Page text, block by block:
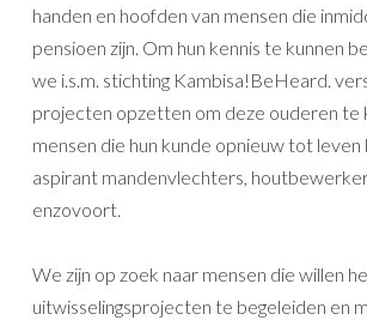
handen en hoofden van mensen die
pensioen zijn. Om hun kennis te kunnen
we i.s.m. stichting Kambisa!BeHeard.
projecten opzetten om deze ouderen te
mensen die hun kunde opnieuw tot leven
aspirant mandenvlechters,
enzovoort.
We zijn op zoek naar mensen die willen
uitwisselingsprojecten te begeleiden en